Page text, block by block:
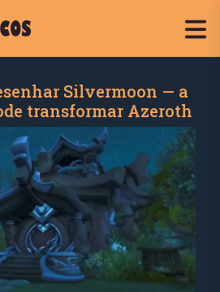
Silvermoon — a
transformar Azeroth